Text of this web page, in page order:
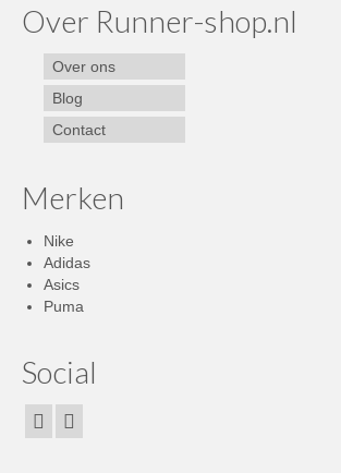
Over Runner-shop.nl
Over ons
Blog
Contact
Merken
Nike
Adidas
Asics
Puma
Social